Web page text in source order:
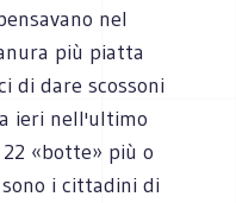
nel
più piatta
di dare scossoni
ieri nell'ultimo
«botte» più o
i cittadini di